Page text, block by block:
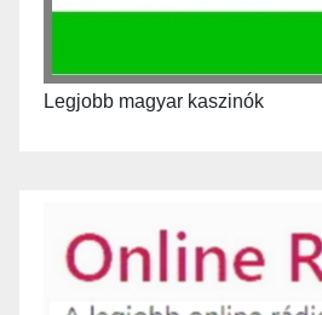
Legjobb magyar kaszinók